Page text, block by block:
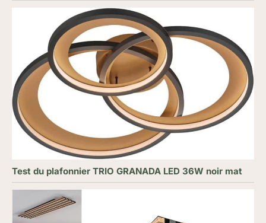
Test du plafonnier TRIO GRANADA LED 36W noir mat